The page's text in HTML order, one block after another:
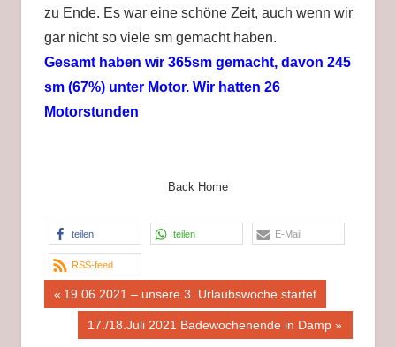
zu Ende. Es war eine schöne Zeit, auch wenn wir
gar nicht so viele sm gemacht haben.
Gesamt haben wir 365sm gemacht, davon 245
sm (67%) unter Motor. Wir hatten 26
Motorstunden
Back Home
teilen teilen E-Mail
RSS-feed
Beitragsnavigation
Vorheriger
Beitrag:
19.06.2021 – unsere 3. Urlaubswoche startet
Nächster
17./18.Juli 2021 Badewochenende in Damp